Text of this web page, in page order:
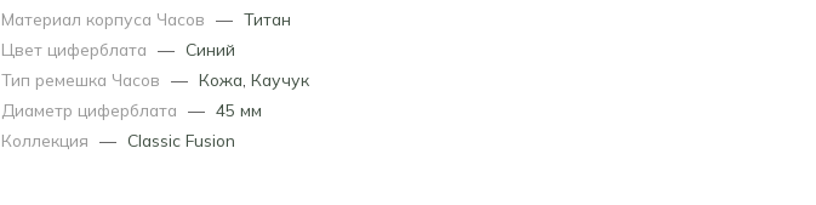
Материал корпуса Часов — Титан
Цвет циферблата — Синий
Тип ремешка Часов — Кожа Каучук
Диаметр циферблата — 45 мм
Коллекция — Classic Fusion